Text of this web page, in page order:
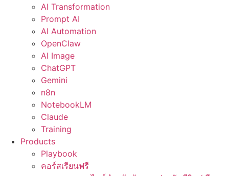
AI Transformation
Prompt AI
AI Automation
OpenClaw
AI Image
ChatGPT
Gemini
n8n
NotebookLM
Claude
Training
Products
Playbook
คอร์สเรียนฟรี